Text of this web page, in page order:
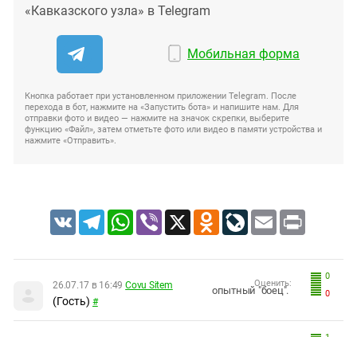
«Кавказского узла» в Telegram
Мобильная форма
Кнопка работает при установленном приложении Telegram. После
перехода в бот, нажмите на «Запустить бота» и напишите нам. Для
отправки фото и видео — нажмите на значок скрепки, выберите
функцию «Файл», затем отметьте фото или видео в памяти устройства и
нажмите «Отправить».
VK TelegramWhatsApp
Viber X Odnoklassniki
LiveJournal
Email Print
0
0
Оценить:
26.07.17 в 16:49 Covu Sitem
(Гость) #
опытный "боец".